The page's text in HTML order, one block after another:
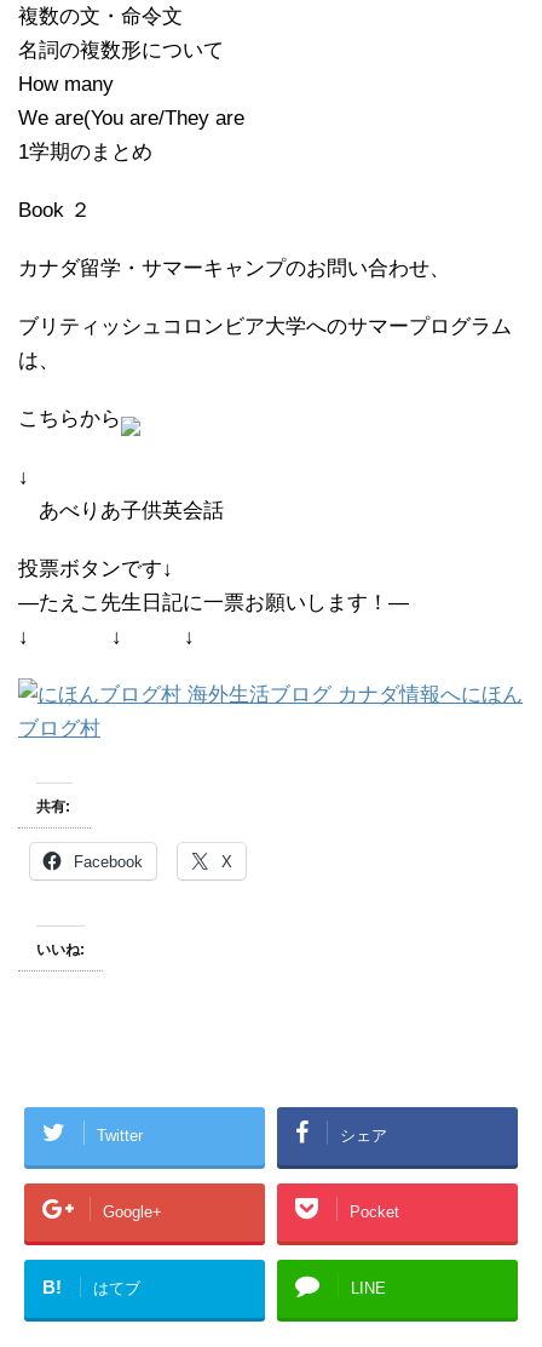
複数の文・命令文
名詞の複数形について
How many
We are(You are/They are
1学期のまとめ
Book ２
カナダ留学・サマーキャンプのお問い合わせ、
ブリティッシュコロンビア大学へのサマープログラム
は、
こちらから
↓
あべりあ子供英会話
投票ボタンです↓
―たえこ先生日記に一票お願いします！―
↓ ↓ ↓
にほん
ブログ村
共有:
Facebook X
いいね:
Twitter シェア
Google+ Pocket
B! はてブ LINE